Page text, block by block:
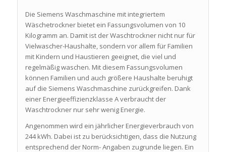
Die Siemens Waschmaschine mit integriertem
Wäschetrockner bietet ein Fassungsvolumen von 10
Kilogramm an. Damit ist der Waschtrockner nicht nur für
Vielwascher-Haushalte, sondern vor allem für Familien
mit Kindern und Haustieren geeignet, die viel und
regelmäßig waschen. Mit diesem Fassungsvolumen
können Familien und auch größere Haushalte beruhigt
auf die Siemens Waschmaschine zurückgreifen. Dank
einer Energieeffizienzklasse A verbraucht der
Waschtrockner nur sehr wenig Energie.
Angenommen wird ein jährlicher Energieverbrauch von
244 kWh. Dabei ist zu berücksichtigen, dass die Nutzung
entsprechend der Norm- Angaben zugrunde liegen. Ein